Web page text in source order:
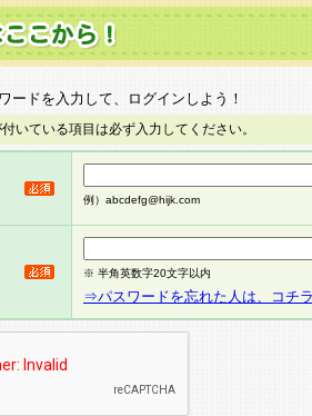
ードを入力して、ログインしよう！
いている項目は必ず入力してください。
例）abcdefg@hijk.com
※ 半角英数字20文字以内
⇒パスワードを忘れた人は、コチ